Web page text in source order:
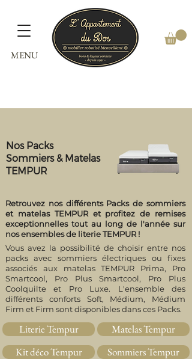
MENU
​Nos Packs
Sommiers & Matelas
TEMPUR
Retrouvez nos différents Packs de sommiers
et matelas TEMPUR et profitez de remises
exceptionnelles tout au long de l'année sur
nos ensembles de literie TEMPUR !
Vous avez la possibilité de choisir entre nos
packs avec sommiers électriques ou fixes
associés aux matelas TEMPUR Prima, Pro
Smartcool, Pro Plus Smartcool, Pro Plus
Coolquilte et Pro Luxe. L'ensemble des
différents conforts Soft, Médium, Médium
Firm et Firm sont disponibles dans ces Packs.
Literie Tempur
Matelas Tempur
Kit déco Tempur
Sommiers Tempur